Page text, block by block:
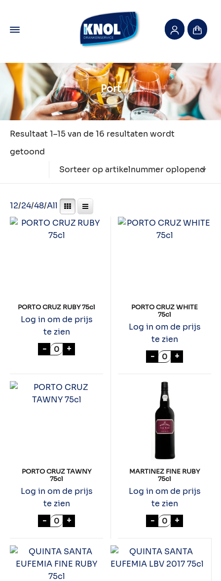
Port
Resultaat 1–15 van de 16 resultaten wordt
getoond
Sorteer op artikelnummer oplopend
12/24/48/All
PORTO CRUZ RUBY 75cl
Log in om de prijs
te zien
- PORTO CRUZ RUBY 75cl aantal
+
PORTO CRUZ WHITE
75cl
Log in om de prijs
te zien
- PORTO CRUZ
+
PORTO CRUZ TAWNY
75cl
Log in om de prijs
te zien
- PORTO CRUZ TAWNY 75cl aantal
+
MARTINEZ FINE RUBY
75cl
Log in om de prijs
te zien
- MARTINEZ
+